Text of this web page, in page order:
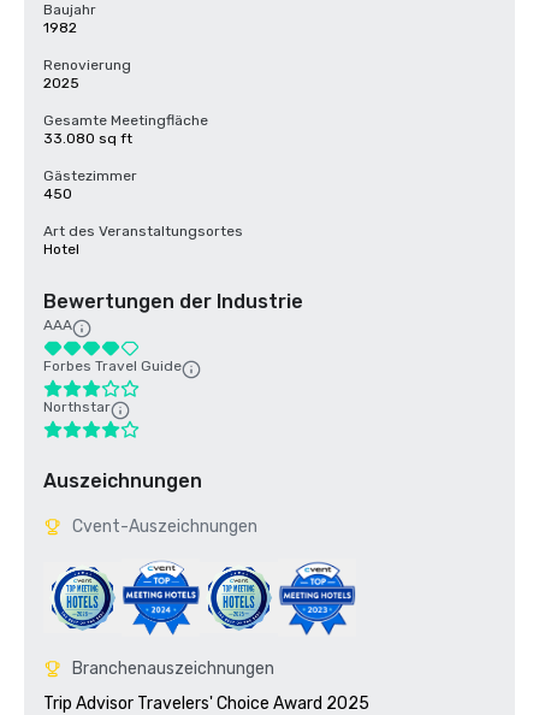
Baujahr
1982
Renovierung
2025
Gesamte Meetingfläche
33.080 sq ft
Gästezimmer
450
Art des Veranstaltungsortes
Hotel
Bewertungen der Industrie
AAA
Forbes Travel Guide
Northstar
Auszeichnungen
Cvent-Auszeichnungen
Branchenauszeichnungen
Trip Advisor Travelers' Choice Award 2025